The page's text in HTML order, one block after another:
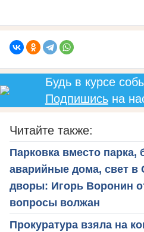
Будь в курсе
Подпишисьна
Читайте также:
Парковка вместо
аварийные дома, свет в
дворы: Игорь Воронин
вопросы волжан
Прокуратура взяла на